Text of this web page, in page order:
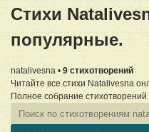
Стихи
популярные.
natalivesna • 9 стихотворений
Читайте все стихи Natalivesna
Полное собрание